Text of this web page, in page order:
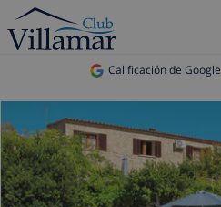
Calificación de Google